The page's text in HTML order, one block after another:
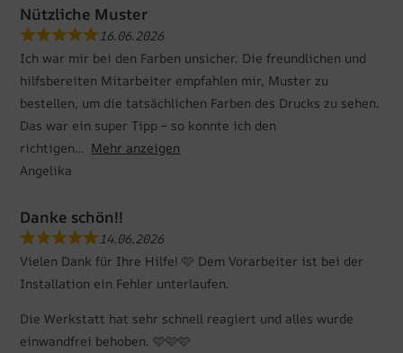
Nützliche Muster
16.06.2026
Ich war mir bei den Farben unsicher. Die freundlichen und
hilfsbereiten Mitarbeiter empfahlen mir, Muster zu
bestellen, um die tatsächlichen Farben des Drucks zu sehen.
Das war ein super Tipp – so konnte ich den
richtigen
Mehr anzeigen
Angelika
Danke schön!!
14.06.2026
Vielen Dank für Ihre Hilfe! 🩷 Dem Vorarbeiter ist bei der
Installation ein Fehler unterlaufen.
Die Werkstatt hat sehr schnell reagiert und alles wurde
einwandfrei behoben. 🩷🩷🩷